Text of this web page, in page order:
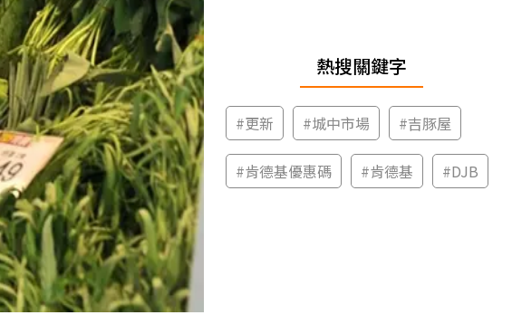
熱搜關鍵字
#更新 #城中市場 #吉豚屋
#肯德基優惠碼 #肯德基 #DJB